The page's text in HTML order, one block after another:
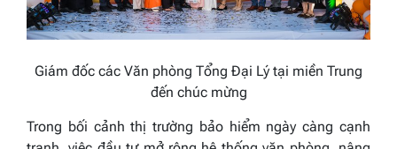
Giám đốc các Văn phòng Tổng Đại Lý tại miền Trung
đến chúc mừng
Trong bối cảnh thị trường bảo hiểm ngày càng cạnh